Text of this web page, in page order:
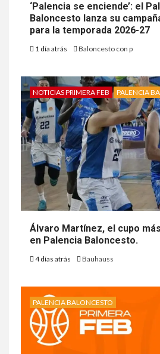
‘Palencia se enciende’: el
Baloncesto lanza su
para la temporada 2026-27
1 día atrás Baloncesto con p
NOTICIAS PRIMERA FEB PALENCIA
Álvaro Martínez, el cupo
en Palencia Baloncesto.
4 días atrás Bauhauss
PALENCIA BALONCESTO